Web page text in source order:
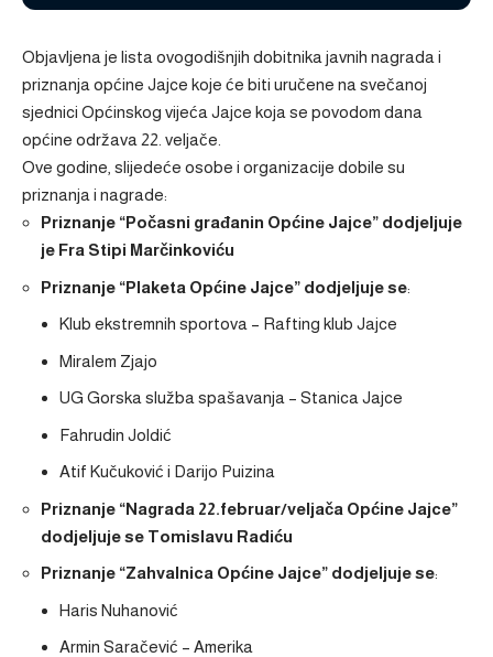
Objavljena je lista ovogodišnjih dobitnika javnih nagrada i
priznanja općine Jajce koje će biti uručene na svečanoj
sjednici Općinskog vijeća Jajce koja se povodom dana
općine održava 22. veljače.
Ove godine, slijedeće osobe i organizacije dobile su
priznanja i nagrade:
Priznanje “Počasni građanin Općine Jajce” dodjeljuje
je Fra Stipi Marčinkoviću
Priznanje “Plaketa Općine Jajce” dodjeljuje se:
Klub ekstremnih sportova – Rafting klub Jajce
Miralem Zjajo
UG Gorska služba spašavanja – Stanica Jajce
Fahrudin Joldić
Atif Kučuković i Darijo Puizina
Priznanje “Nagrada 22.februar/veljača Općine Jajce”
dodjeljuje se Tomislavu Radiću
Priznanje “Zahvalnica Općine Jajce” dodjeljuje se:
Haris Nuhanović
Armin Saračević – Amerika